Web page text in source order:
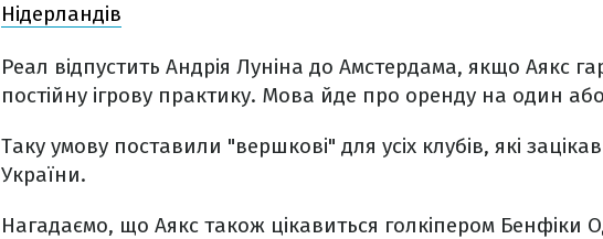
Нідерландів
Реал відпустить Андрія Луніна до Амстердама, якщо Аякс
постійну ігрову практику. Мова йде про оренду на один
Таку умову поставили "вершкові" для усіх клубів, які
України.
Нагадаємо, що Аякс також цікавиться голкіпером Бенфіки